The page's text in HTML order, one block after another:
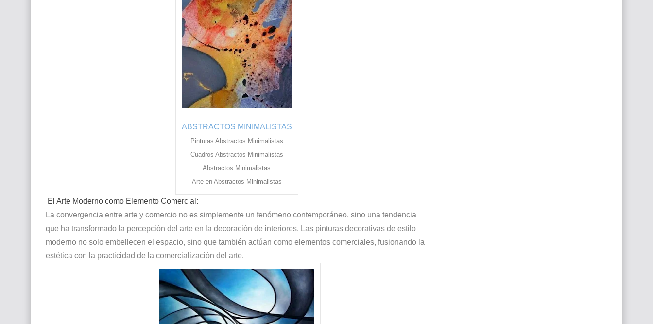
ABSTRACTOS MINIMALISTAS
Pinturas Abstractos Minimalistas
Cuadros Abstractos Minimalistas
Abstractos Minimalistas
Arte en Abstractos Minimalistas
El Arte Moderno como Elemento Comercial:
La convergencia entre arte y comercio no es simplemente un fenómeno contemporáneo, sino una tendencia
que ha transformado la percepción del arte en la decoración de interiores. Las pinturas decorativas de estilo
moderno no solo embellecen el espacio, sino que también actúan como elementos comerciales, fusionando la
estética con la practicidad de la comercialización del arte.